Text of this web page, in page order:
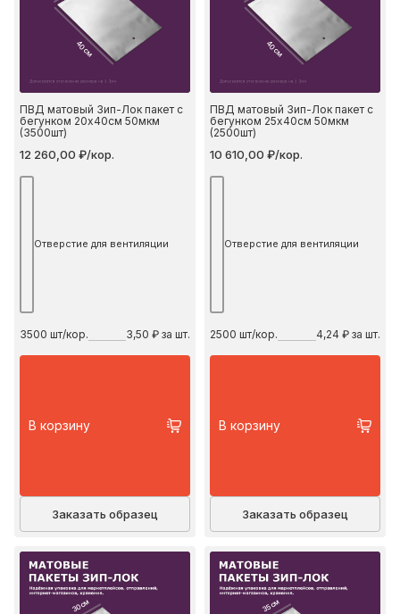
40 см
ПВД матовый Зип-Лок пакет с
бегунком 20х40см 50мкм
(3500шт)
12 260,00 ₽/кор.
Отверстие для вентиляции
3500 шт/кор. 3,50 ₽ за шт.
В корзину
Заказать образец
40 см
ПВД матовый Зип-Лок пакет с
бегунком 25х40см 50мкм
(2500шт)
10 610,00 ₽/кор.
Отверстие для вентиляции
2500 шт/кор. 4,24 ₽ за шт.
В корзину
Заказать образец
30 см 35 см